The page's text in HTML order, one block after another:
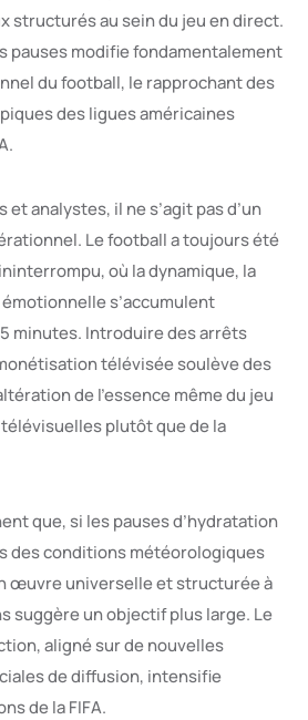
structurés au sein du jeu en direct.
pauses modifie fondamentalement
du football, le rapprochant des
des ligues américaines
et analystes, il ne s’agit pas d’un
Le football a toujours été
où la dynamique, la
s’accumulent
minutes. Introduire des arrêts
télévisée soulève des
de l’essence même du jeu
plutôt que de la
que, si les pauses d’hydratation
des conditions météorologiques
œuvre universelle et structurée à
suggère un objectif plus large. Le
aligné sur de nouvelles
de diffusion, intensifie
de la FIFA.